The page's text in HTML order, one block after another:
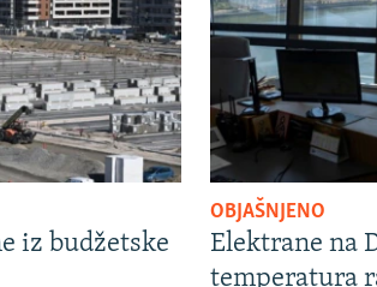
iz budžetske
OBJAŠNJENO
Elektrane na
temperatura